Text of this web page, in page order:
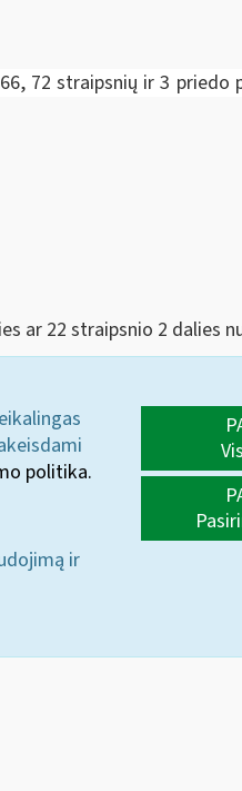
72 straipsnių ir 3 priedo
ar 22 straipsnio 2 dalies
politika.
ir